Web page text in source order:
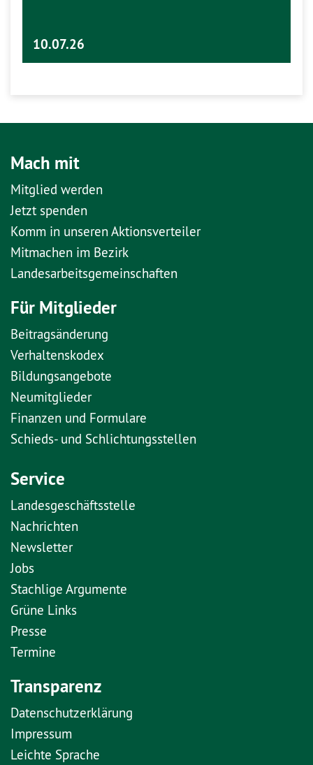
10.07.26
Mach mit
Mitglied werden
Jetzt spenden
Komm in unseren Aktionsverteiler
Mitmachen im Bezirk
Landesarbeitsgemeinschaften
Für Mitglieder
Beitragsänderung
Verhaltenskodex
Bildungsangebote
Neumitglieder
Finanzen und Formulare
Schieds- und Schlichtungsstellen
Service
Landesgeschäftsstelle
Nachrichten
Newsletter
Jobs
Stachlige Argumente
Grüne Links
Presse
Termine
Transparenz
Datenschutzerklärung
Impressum
Leichte Sprache